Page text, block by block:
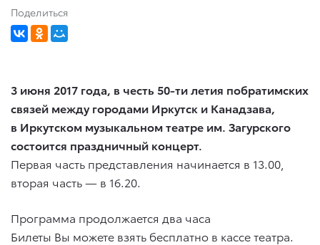
Поделиться
3 июня 2017 года, в честь 50-ти летия побратимских
связей между городами Иркутск и Канадзава,
в Иркутском музыкальном театре им. Загурского
состоится праздничный концерт.
Первая часть представления начинается в 13.00,
вторая часть — в 16.20.
Программа продолжается два часа
Билеты Вы можете взять бесплатно в кассе театра.